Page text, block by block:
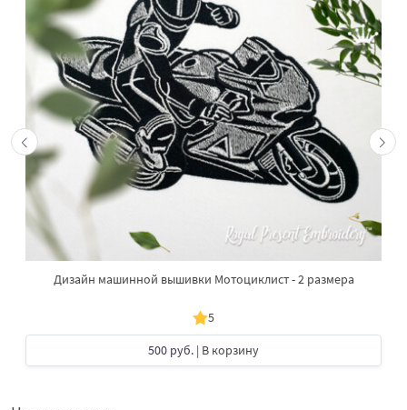
Дизайн машинной вышивки Мотоциклист - 2 размера
5
500 руб. | В корзину